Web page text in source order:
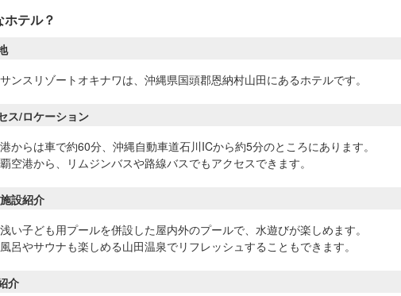
ホテル？
ンスリゾートオキナワは、沖縄県国頭郡恩納村山田にあるホテルです。
ス/ロケーション
からは車で約60分、沖縄自動車道石川ICから約5分のところにあります。
空港から、リムジンバスや路線バスでもアクセスできます。
設紹介
い子ども用プールを併設した屋内外のプールで、水遊びが楽しめます。
呂やサウナも楽しめる山田温泉でリフレッシュすることもできます。
介